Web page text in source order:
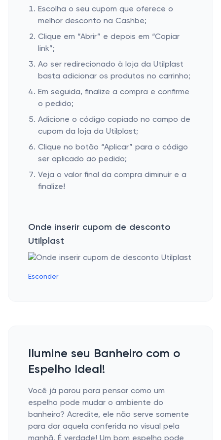
Escolha o seu cupom que oferece o
melhor desconto na Cashbe;
Clique em “Abrir” e depois em “Copiar
link”;
Ao ser redirecionado à loja da Utilplast
basta adicionar os produtos no carrinho;
Em seguida, finalize a compra e confirme
o pedido;
Adicione o código copiado no campo de
cupom da loja da Utilplast;
Clique no botão “Aplicar” para o código
ser aplicado ao pedido;
Veja o valor final da compra diminuir e a
finalize!
Onde inserir cupom de desconto
Utilplast
Esconder
Ilumine seu Banheiro com o
Espelho Ideal!
Você já parou para pensar como um
espelho pode mudar o ambiente do
banheiro? Acredite, ele não serve somente
para dar aquela conferida no visual pela